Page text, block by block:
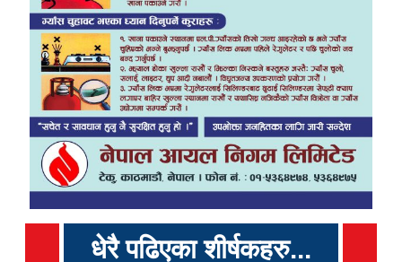
धेरै पढिएका शीर्षकहरु...